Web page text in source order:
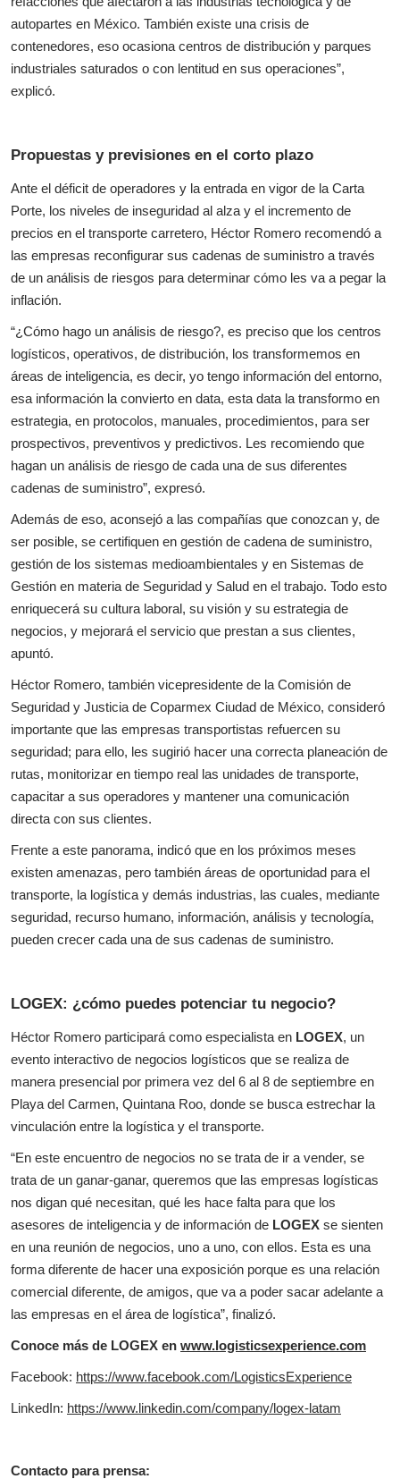
autopartes en México. También existe una crisis de
contenedores, eso ocasiona centros de distribución y parques
industriales saturados o con lentitud en sus operaciones”,
explicó.
Propuestas y previsiones en el corto plazo
Ante el déficit de operadores y la entrada en vigor de la Carta
Porte, los niveles de inseguridad al alza y el incremento de
precios en el transporte carretero, Héctor Romero recomendó a
las empresas reconfigurar sus cadenas de suministro a través
de un análisis de riesgos para determinar cómo les va a pegar la
inflación.
“¿Cómo hago un análisis de riesgo?, es preciso que los centros
logísticos, operativos, de distribución, los transformemos en
áreas de inteligencia, es decir, yo tengo información del entorno,
esa información la convierto en data, esta data la transformo en
estrategia, en protocolos, manuales, procedimientos, para ser
prospectivos, preventivos y predictivos. Les recomiendo que
hagan un análisis de riesgo de cada una de sus diferentes
cadenas de suministro”, expresó.
Además de eso, aconsejó a las compañías que conozcan y, de
ser posible, se certifiquen en gestión de cadena de suministro,
gestión de los sistemas medioambientales y en Sistemas de
Gestión en materia de Seguridad y Salud en el trabajo. Todo esto
enriquecerá su cultura laboral, su visión y su estrategia de
negocios, y mejorará el servicio que prestan a sus clientes,
apuntó.
Héctor Romero, también vicepresidente de la Comisión de
Seguridad y Justicia de Coparmex Ciudad de México, consideró
importante que las empresas transportistas refuercen su
seguridad; para ello, les sugirió hacer una correcta planeación de
rutas, monitorizar en tiempo real las unidades de transporte,
capacitar a sus operadores y mantener una comunicación
directa con sus clientes.
Frente a este panorama, indicó que en los próximos meses
existen amenazas, pero también áreas de oportunidad para el
transporte, la logística y demás industrias, las cuales, mediante
seguridad, recurso humano, información, análisis y tecnología,
pueden crecer cada una de sus cadenas de suministro.
LOGEX: ¿cómo puedes potenciar tu negocio?
Héctor Romero participará como especialista en LOGEX, un
evento interactivo de negocios logísticos que se realiza de
manera presencial por primera vez del 6 al 8 de septiembre en
Playa del Carmen, Quintana Roo, donde se busca estrechar la
vinculación entre la logística y el transporte.
“En este encuentro de negocios no se trata de ir a vender, se
trata de un ganar-ganar, queremos que las empresas logísticas
nos digan qué necesitan, qué les hace falta para que los
asesores de inteligencia y de información de LOGEX se sienten
en una reunión de negocios, uno a uno, con ellos. Esta es una
forma diferente de hacer una exposición porque es una relación
comercial diferente, de amigos, que va a poder sacar adelante a
las empresas en el área de logística”, finalizó.
Conoce más de LOGEX en www.logisticsexperience.com
Facebook: https://www.facebook.com/LogisticsExperience
LinkedIn: https://www.linkedin.com/company/logex-latam
Contacto para prensa: